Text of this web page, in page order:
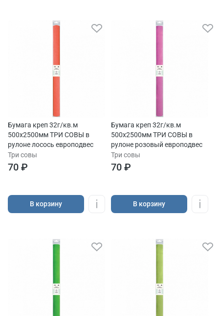
Бумага креп 32г/кв.м
500х2500мм ТРИ СОВЫ в
рулоне лосось европодвес
Три совы
70 ₽
В корзину
Бумага креп 32г/кв.м
500х2500мм ТРИ СОВЫ в
рулоне розовый европодвес
Три совы
70 ₽
В корзину